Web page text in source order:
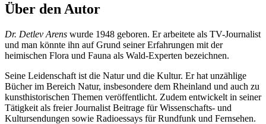
Über den Autor
Dr. Detlev Arens wurde 1948 geboren. Er arbeitete als TV-Journalist
und man könnte ihn auf Grund seiner Erfahrungen mit der
heimischen Flora und Fauna als Wald-Experten bezeichnen.
Seine Leidenschaft ist die Natur und die Kultur. Er hat unzählige
Bücher im Bereich Natur, insbesondere dem Rheinland und auch zu
kunsthistorischen Themen veröffentlicht. Zudem entwickelt in seiner
Tätigkeit als freier Journalist Beitrage für Wissenschafts- und
Kultursendungen sowie Radioessays für Rundfunk und Fernsehen.